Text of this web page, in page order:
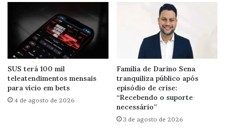
SUS terá 100 mil
teleatendimentos mensais
para vício em bets
4 de agosto de 2026
Família de Darino Sena
tranquiliza público após
episódio de crise:
“Recebendo o suporte
necessário”
3 de agosto de 2026